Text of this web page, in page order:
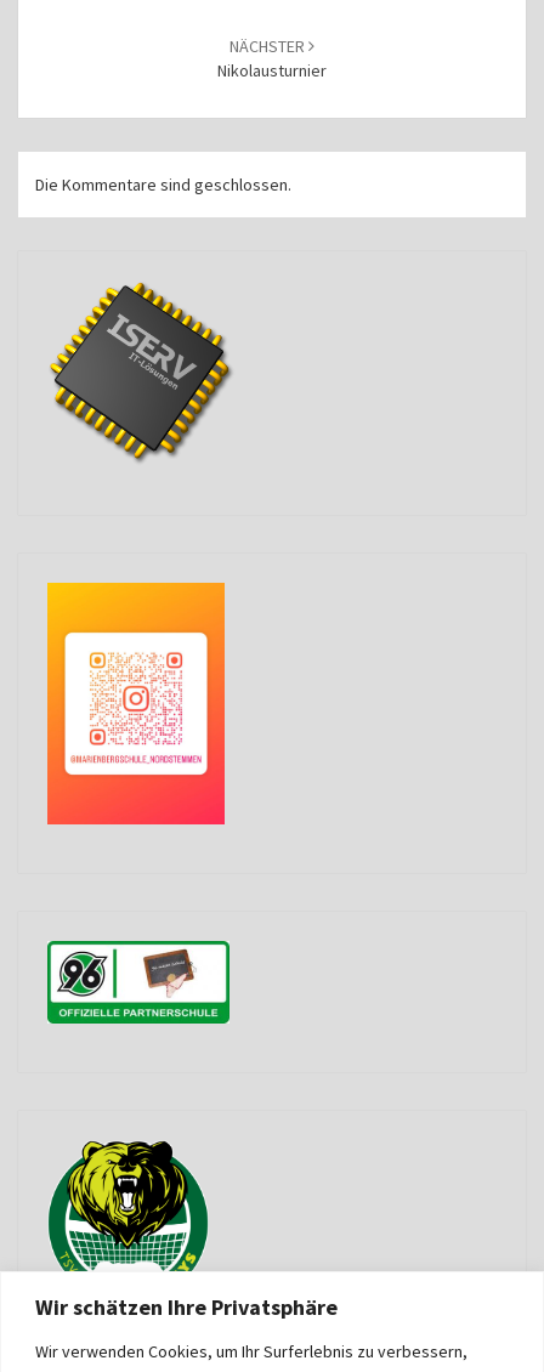
Wir schätzen Ihre Privatsphäre
Wir verwenden Cookies, um Ihr Surferlebnis zu verbessern,
NÄCHSTER
Nikolausturnier
Die Kommentare sind geschlossen.